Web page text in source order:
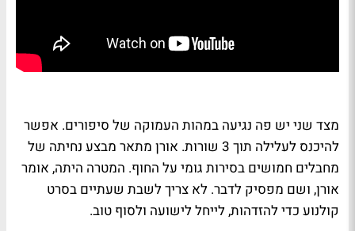
מצד שני יש פה נגיעה במהות העמוקה של סיפורים. אפשר
להיכנס לעלילה תוך 3 שורות. אורן מתאר מבצע נחיתה של
מחבלים חמושים בסירות גומי על החוף. המטרה היתה, אומר
אורן, ושם מפסיק לדבר. לא צריך לשבת שעתיים בסרט
קולנוע כדי להזדהות, לייחל לישועה ולסוף טוב.